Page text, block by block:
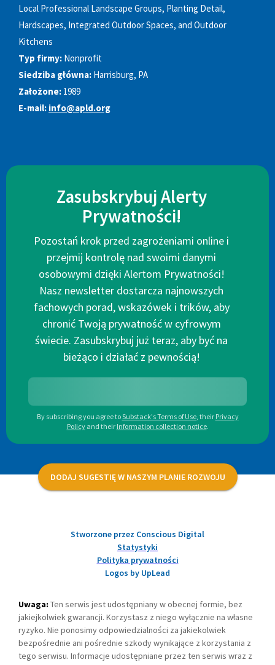
Local Professional Landscape Groups, Planting Detail,
Hardscapes, Integrated Outdoor Spaces, and Outdoor
Kitchens
Typ firmy: Nonprofit
Siedziba główna: Harrisburg, PA
Założone: 1989
E-mail: info@apld.org
Zasubskrybuj Alerty
Prywatności!
Pozostań krok przed zagrożeniami online i
przejmij kontrolę nad swoimi danymi
osobowymi dzięki Alertom Prywatności!
Nasz newsletter dostarcza najnowszych
fachowych porad, wskazówek i trików, aby
chronić Twoją prywatność w cyfrowym
świecie. Zasubskrybuj już teraz, aby być na
bieżąco i działać z pewnością!
By subscribing you agree toSubstack's Terms of Use, their Privacy
Policy and their Information collection notice.
DODAJ SUGESTIĘ W NASZYM PLANIE ROZWOJU
Stworzone przez Conscious Digital
Statystyki
Polityka prywatności
Logos by UpLead
Uwaga: Ten serwis jest udostępniany w obecnej formie, bez
jakiejkolwiek gwarancji. Korzystasz z niego wyłącznie na własne
ryzyko. Nie ponosimy odpowiedzialności za jakiekolwiek
bezpośrednie ani pośrednie szkody wynikające z korzystania z
tego serwisu. Informacje udostępniane przez ten serwis wraz z